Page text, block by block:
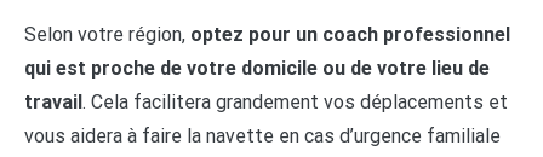
Selon votre région, optez pour un coach professionnel
qui est proche de votre domicile ou de votre lieu de
travail . Cela facilitera grandement vos déplacements et
vous aidera à faire la navette en cas d’urgence familiale